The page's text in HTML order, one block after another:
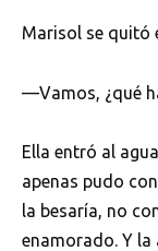
Marisol se quitó
—Vamos, ¿qué
Ella entró al
apenas pudo
la besaría, no
enamorado. Y la